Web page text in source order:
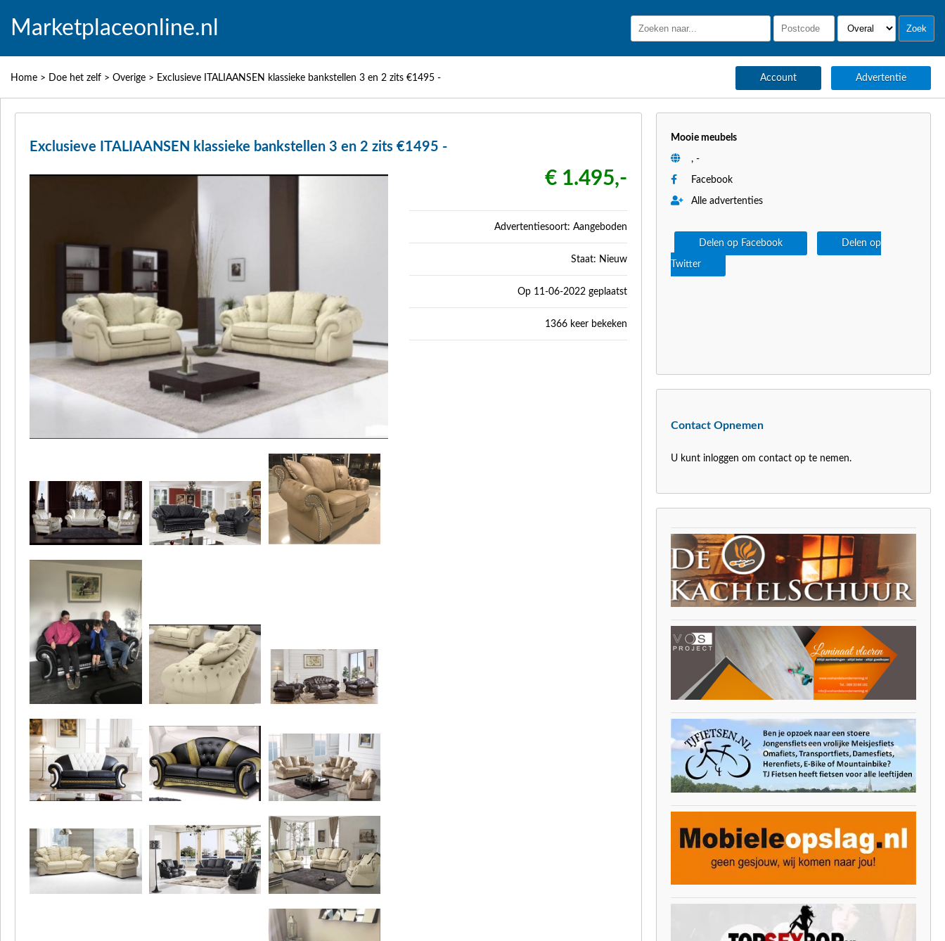
Marketplaceonline.nl
Home > Doe het zelf > Overige > Exclusieve ITALIAANSEN klassieke bankstellen 3 en 2 zits €1495 - Account Advertentie
Exclusieve ITALIAANSEN klassieke bankstellen 3 en 2 zits €1495 -
€ 1.495,-
Advertentiesoort: Aangeboden
Staat: Nieuw
Op 11-06-2022 geplaatst
1366 keer bekeken
Mooie meubels
, -
Facebook
Alle advertenties
Delen op Facebook Delen op
Twitter
Contact Opnemen
U kunt inloggen om contact op te nemen.